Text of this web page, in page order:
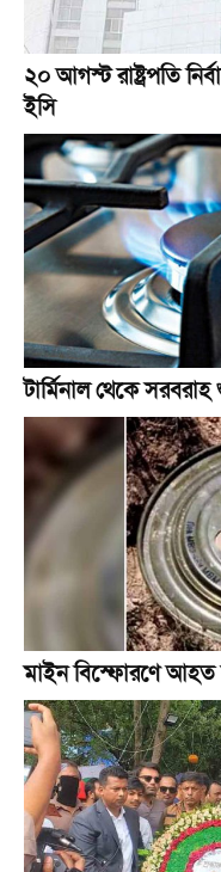
২০ আগস্ট রাষ্ট্রপতি
ইসি
টার্মিনাল থেকে
মাইন বিস্ফোরণে আহত